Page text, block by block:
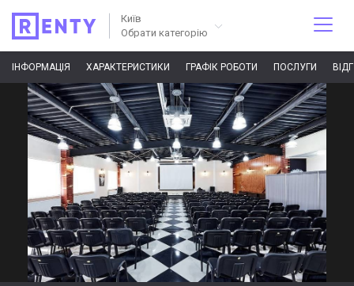
Київ
Обрати категорію
ІНФОРМАЦІЯ ХАРАКТЕРИСТИКИ ГРАФІК РОБОТИ ПОСЛУГИ